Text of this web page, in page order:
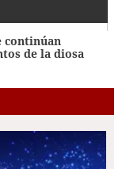
continúan
de la diosa